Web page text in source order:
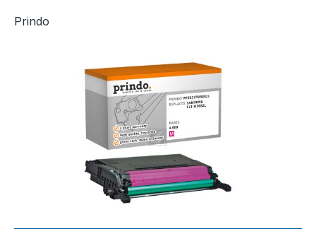
Prindo
Bildergalerie überspringen